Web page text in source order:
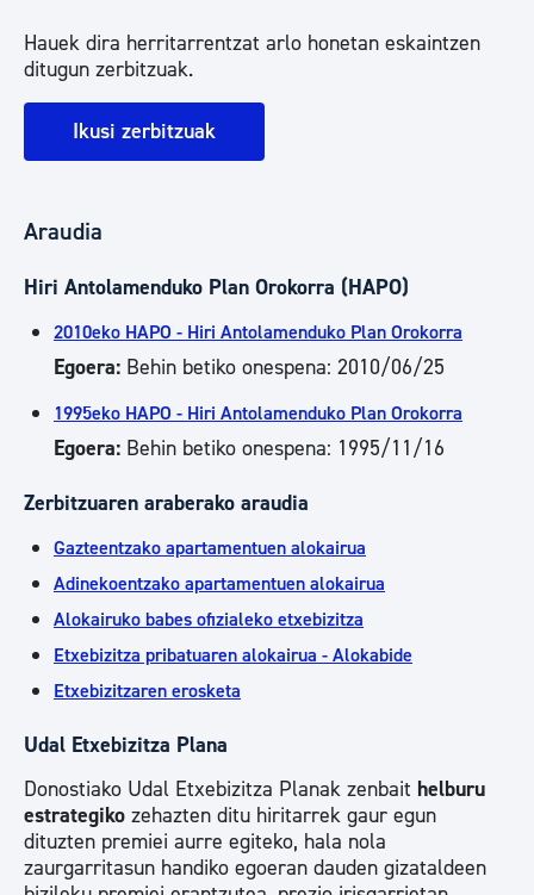
Hauek dira herritarrentzat arlo honetan eskaintzen
ditugun zerbitzuak.
Ikusi zerbitzuak
Araudia
Hiri Antolamenduko Plan Orokorra (HAPO)
2010eko HAPO - Hiri Antolamenduko Plan Orokorra
Egoera: Behin betiko onespena: 2010/06/25
1995eko HAPO - Hiri Antolamenduko Plan Orokorra
Egoera: Behin betiko onespena: 1995/11/16
Zerbitzuaren araberako araudia
Gazteentzako apartamentuen alokairua
Adinekoentzako apartamentuen alokairua
Alokairuko babes ofizialeko etxebizitza
Etxebizitza pribatuaren alokairua - Alokabide
Etxebizitzaren erosketa
Udal Etxebizitza Plana
Donostiako Udal Etxebizitza Planak zenbait helburu
estrategiko zehazten ditu hiritarrek gaur egun
dituzten premiei aurre egiteko, hala nola
zaurgarritasun handiko egoeran dauden gizataldeen